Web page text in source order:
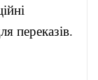
переказів.